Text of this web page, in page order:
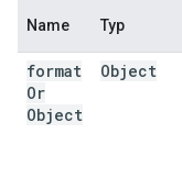
Name Typ
format
Or
Object
Object